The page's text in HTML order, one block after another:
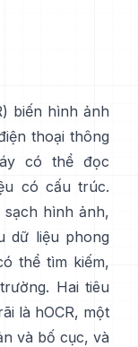
) biến hình ảnh
thoại thông
có thể đọc
có cấu trúc.
sạch hình ảnh,
dữ liệu phong
thể tìm kiếm,
Hai tiêu
là hOCR, một
và bố cục, và